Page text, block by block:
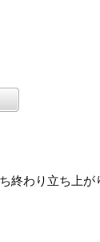
終わり立ち上が